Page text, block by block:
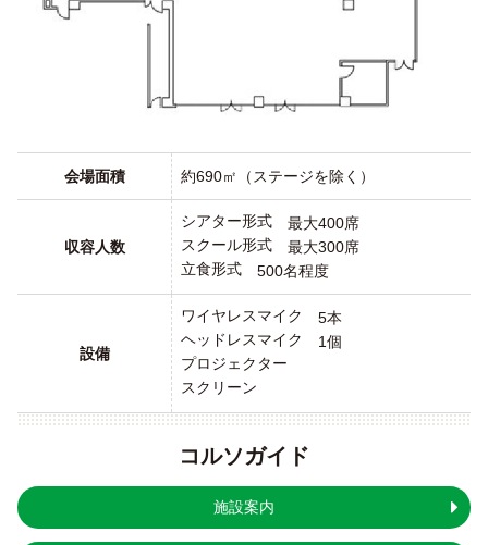
会場面積 約690㎡（ステージを除く）
収容人数
シアター形式
最大400席
スクール形式
最大300席
立食形式
500名程度
設備
ワイヤレスマイク
5本
ヘッドレスマイク
1個
プロジェクター
スクリーン
コルソガイド
施設案内